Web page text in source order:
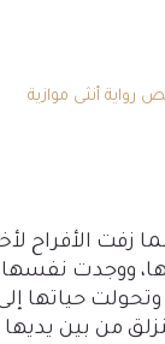
زفت الأفراح
ووجدت
حياتها
من بين